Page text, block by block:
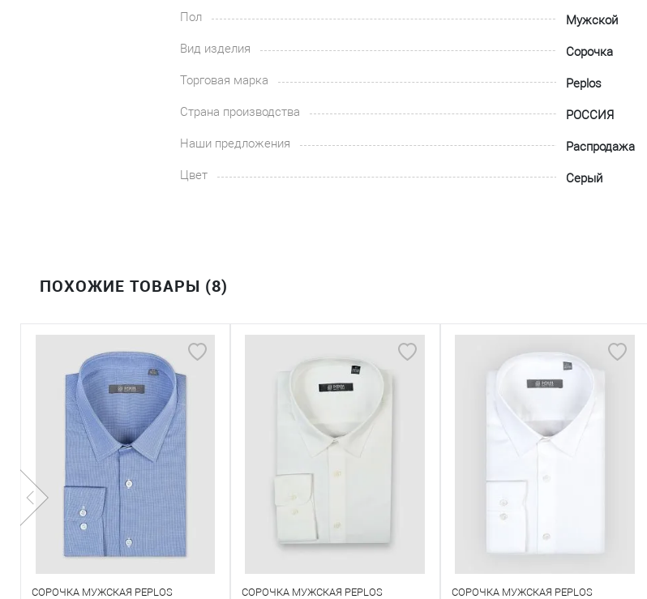
Пол
Мужской
Вид изделия
Сорочка
Торговая марка
Peplos
Страна производства
РОССИЯ
Наши предложения
Распродажа
Цвет
Серый
ПОХОЖИЕ ТОВАРЫ (8)
СОРОЧКА МУЖСКАЯ PEPLOS
СОРОЧКА МУЖСКАЯ PEPLOS
СОРОЧКА МУЖСКАЯ PEPLOS